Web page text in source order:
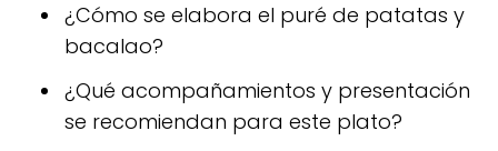
¿Cómo se elabora el puré de patatas y
bacalao?
¿Qué acompañamientos y presentación
se recomiendan para este plato?